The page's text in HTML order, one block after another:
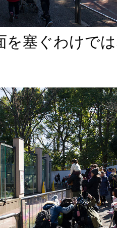
を塞ぐわけで